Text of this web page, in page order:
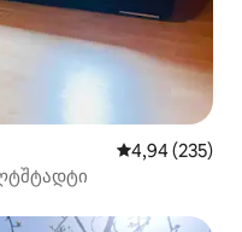
საშუალო
4,94 (235)